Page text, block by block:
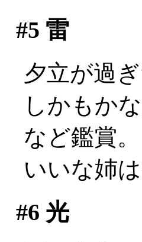
#5 雷
夕立が過
しかもか
など鑑賞。
いいな姉
#6 光